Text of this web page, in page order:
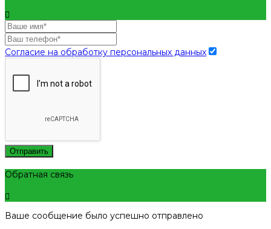
Согласие на обработку персональных данных
Отправить
Обратная связь
Ваше сообщение было успешно отправлено